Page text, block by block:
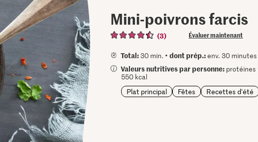
Mini-poivrons farcis
(3) Évaluer maintenant
Total: 30 min. •dont prép.:env. 30 minutes
Valeurs nutritives par personne: protéines
550 kcal
Plat principal
Fêtes Recettes d'été